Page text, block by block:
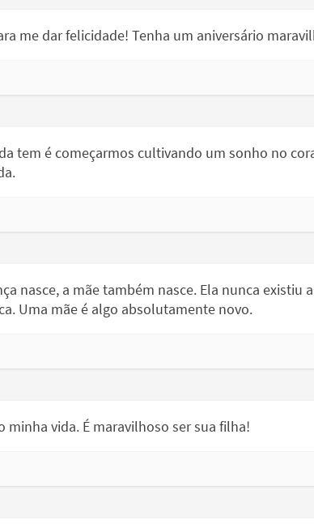
me dar felicidade! Tenha um aniversário
tem é começarmos cultivando um sonho no
nasce, a mãe também nasce. Ela nunca existiu
Uma mãe é algo absolutamente novo.
minha vida. É maravilhoso ser sua filha!